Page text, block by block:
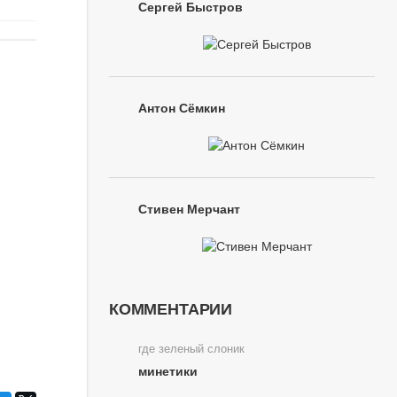
Сергей Быстров
Антон Сёмкин
Стивен Мерчант
КОММЕНТАРИИ
где зеленый слоник
минетики